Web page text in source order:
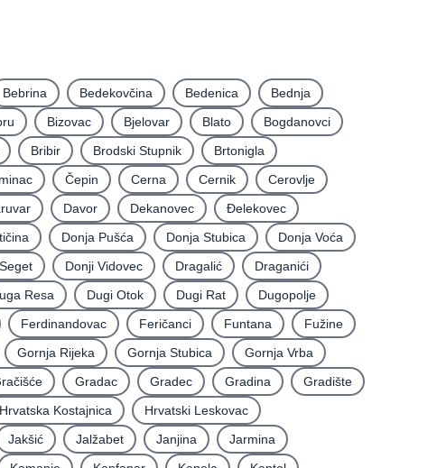
Bebrina Bedekovčina Bedenica
Bednja
Bizovac Bjelovar Blato
Bogdanovci
Bribir Brodski Stupnik
Brtonigla
Čepin Cerna Cernik
Cerovlje
Davor Dekanovec
Ðelekovec
Donja Pušća Donja Stubica
Donja Voća
Donji Vidovec Dragalić
Draganići
Resa Dugi Otok Dugi Rat
Dugopolje
Ferdinandovac Feričanci Funtana
Fužine
Gornja Rijeka Gornja Stubica
Gornja Vrba
Gradac Gradec Gradina
Gradište
Hrvatska Kostajnica
Hrvatski Leskovac
Jakšić Jalžabet Janjina
Jarmina